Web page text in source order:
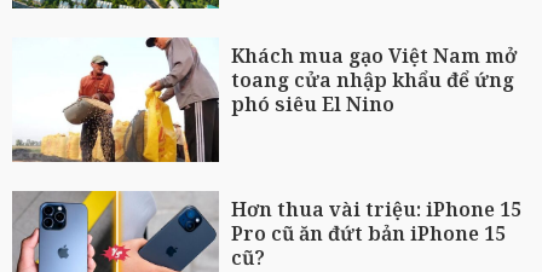
Khách mua gạo Việt Nam mở
toang cửa nhập khẩu để ứng
phó siêu El Nino
Hơn thua vài triệu: iPhone 15
Pro cũ ăn đứt bản iPhone 15
cũ?